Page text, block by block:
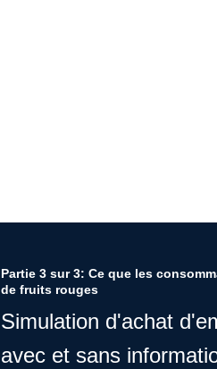
Partie 3 sur 3: Ce que les
de fruits rouges
Simulation d'achat
avec et sans